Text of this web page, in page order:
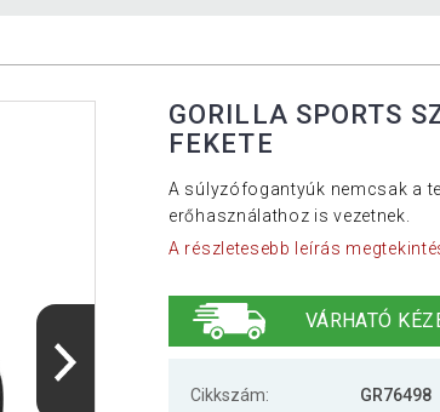
GORILLA SPORTS
FEKETE
A súlyzófogantyúk nemcsak a
erőhasználathoz is vezetnek.
A részletesebb leírás
VÁRHATÓ
Cikkszám:
GR76498